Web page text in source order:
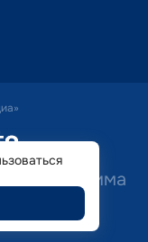
Необходима